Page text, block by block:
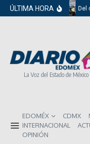
Saltar al contenido
ÚLTIMA HORA Del
La Voz del Estado de México
EDOMÉX CDMX
INTERNACIONAL
OPINIÓN